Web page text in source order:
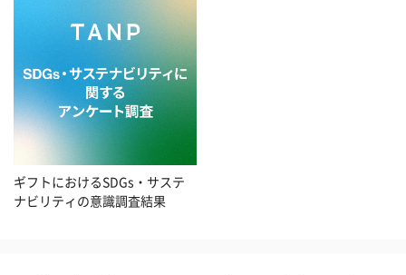
ギフトにおけるSDGs・サステ
ナビリティの意識調査結果